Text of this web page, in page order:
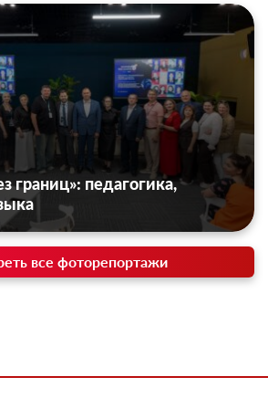
границ»: педагогика,
все фоторепортажи